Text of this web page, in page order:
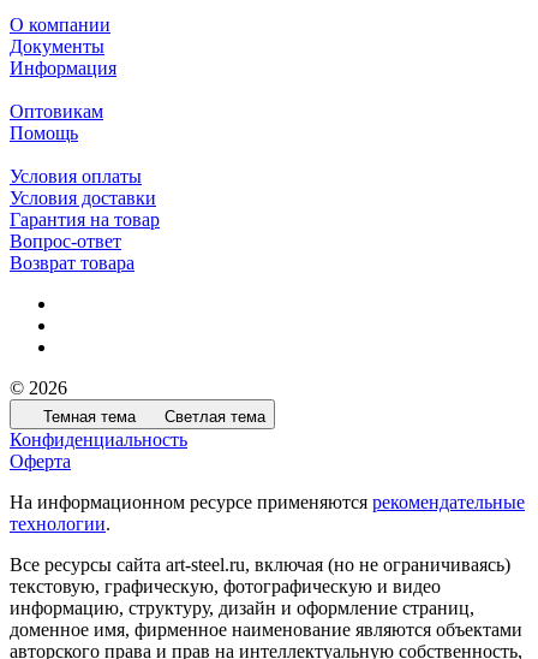
О компании
Документы
Информация
Оптовикам
Помощь
Условия оплаты
Условия доставки
Гарантия на товар
Вопрос-ответ
Возврат товара
© 2026
Темная тема Светлая тема
Конфиденциальность
Оферта
На информационном ресурсе применяются рекомендательные
технологии.
Все ресурсы сайта art-steel.ru, включая (но не ограничиваясь)
текстовую, графическую, фотографическую и видео
информацию, структуру, дизайн и оформление страниц,
доменное имя, фирменное наименование являются объектами
авторского права и прав на интеллектуальную собственность,